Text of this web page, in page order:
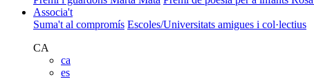
Associa't
Suma't al compromís Escoles/Universitats amigues i col·lectius
CA
ca
es